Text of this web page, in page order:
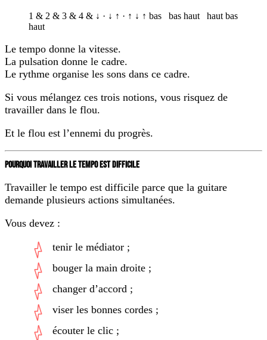
1 & 2 & 3 & 4 & ↓ · ↓ ↑ · ↑ ↓ ↑ bas bas haut haut bas
haut
Le tempo donne la vitesse.
La pulsation donne le cadre.
Le rythme organise les sons dans ce cadre.
Si vous mélangez ces trois notions, vous risquez de
travailler dans le flou.
Et le flou est l’ennemi du progrès.
POURQUOI TRAVAILLER LE TEMPO EST DIFFICILE
Travailler le tempo est difficile parce que la guitare
demande plusieurs actions simultanées.
Vous devez :
tenir le médiator ;
bouger la main droite ;
changer d’accord ;
viser les bonnes cordes ;
écouter le clic ;